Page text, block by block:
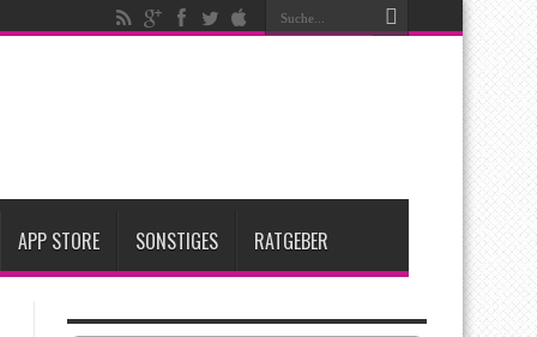
Apple übernimmt Softwarefirma PlasmaSolve
APP STORE SONSTIGES RATGEBER